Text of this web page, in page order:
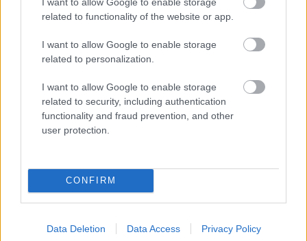
related to functionality of the website or app.
I want to allow Google to enable storage
related to personalization.
I want to allow Google to enable storage
related to security, including authentication
functionality and fraud prevention, and other
user protection.
CONFIRM
Data Deletion Data Access Privacy Policy
Szólj hozzá!